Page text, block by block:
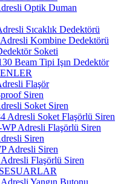
Optik Duman
Sıcaklık Dedektörü
Kombine Dedektörü
Soketi
Beam Tipi Işın Dedektör
Flaşör
Siren
Soket Siren
Adresli Soket Flaşörlü Siren
Adresli Flaşörlü Siren
Siren
Adresli Siren
Flaşörlü Siren
Yangın Butonu